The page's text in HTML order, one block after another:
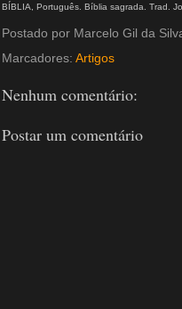
BÍBLIA, Português. Bíblia sagrada. Trad.
Postado por Marcelo Gil da
Marcadores: Artigos
Nenhum comentário:
Postar um comentário